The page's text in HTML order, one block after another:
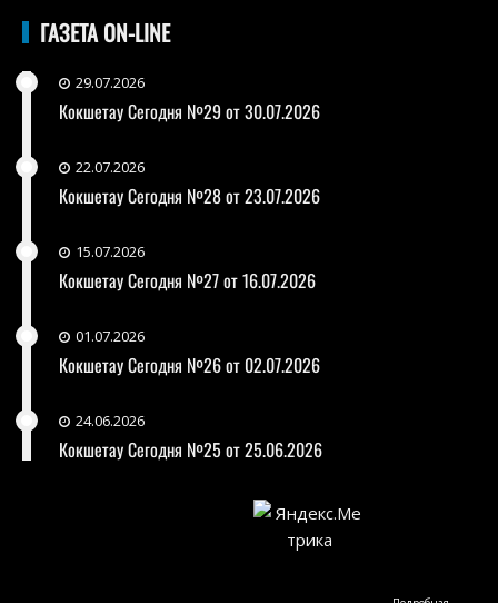
ГАЗЕТА ON-LINE
29.07.2026
Кокшетау Сегодня №29 от 30.07.2026
22.07.2026
Кокшетау Сегодня №28 от 23.07.2026
15.07.2026
Кокшетау Сегодня №27 от 16.07.2026
01.07.2026
Кокшетау Сегодня №26 от 02.07.2026
24.06.2026
Кокшетау Сегодня №25 от 25.06.2026